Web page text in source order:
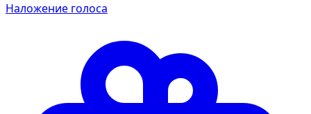
Наложение голоса